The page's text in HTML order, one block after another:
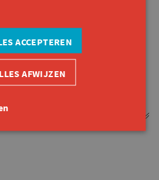
maandag tot vrijdag van 9u tot
ACCEPTEREN
AFWIJZEN